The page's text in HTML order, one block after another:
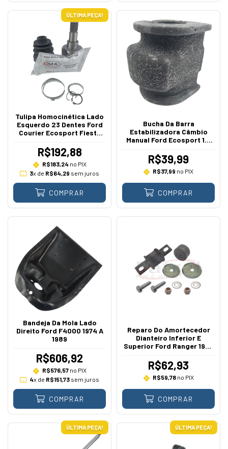
ÚLTIMA PEÇA!
Tulipa Homocinética Lado
Esquerdo 23 Dentes Ford
Courier Ecosport Fiesta
1.6 2000 Em Diante
R$192,88
R$183,24 no PIX
3x de R$64,29 sem juros
COMPRAR
Bucha Da Barra
Estabilizadora Câmbio
Manual Ford Ecosport 1.6
R$39,99
R$37,99 no PIX
COMPRAR
Bandeja Da Mola Lado
Direito Ford F4000 1974 A
1989
R$606,92
R$576,57no PIX
4x de R$151,73 sem juros
COMPRAR
Reparo Do Amortecedor
Dianteiro Inferior E
Superior Ford Ranger 1998
R$62,93
R$59,78no PIX
COMPRAR
ÚLTIMA PEÇA! ÚLTIMA PEÇA!